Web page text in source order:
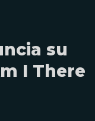
su
I There